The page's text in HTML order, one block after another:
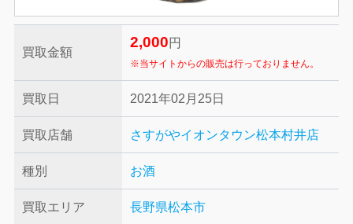
買取金額
2,000 円
※当サイトからの販売は行っておりません。
買取日 2021年02月25日
買取店舗 さすがやイオンタウン松本村井店
種別 お酒
買取エリア 長野県松本市